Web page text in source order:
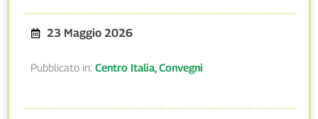
23 Maggio 2026
Pubblicato in: Centro Italia, Convegni